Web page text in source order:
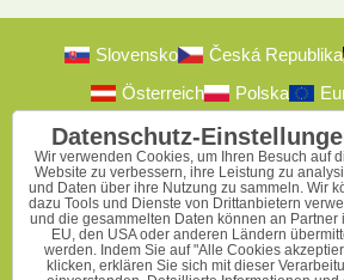
Slovensko Česká Republika
Österreich
Polska
Datenschutz-
Wir verwenden Cookies, um Ihren Besuch auf
Website zu verbessern, ihre Leistung zu
und Daten über ihre Nutzung zu sammeln. Wir
dazu Tools und Dienste von Drittanbietern
und die gesammelten Daten können an Partner
EU, den USA oder anderen Ländern
werden. Indem Sie auf "Alle Cookies
klicken, erklären Sie sich mit dieser